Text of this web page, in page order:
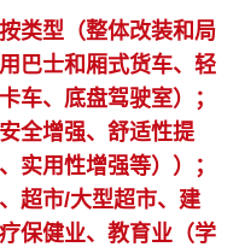
类型（整体改装和局
巴士和厢式货车、轻
车、底盘驾驶室）；
全增强、舒适性提
实用性增强等））；
超市/大型超市、建
保健业、教育业（学